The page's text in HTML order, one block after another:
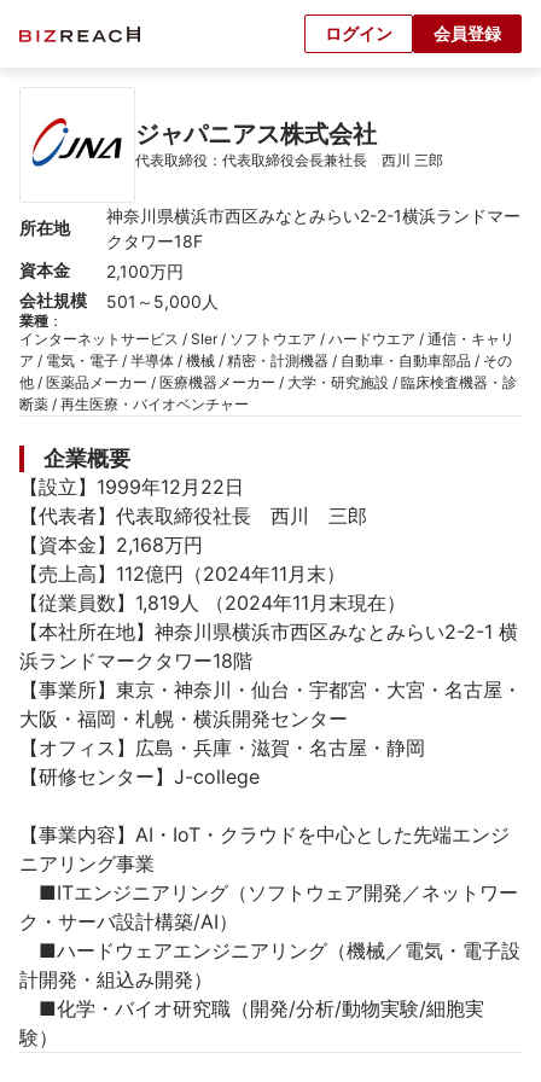
ログイン 会員登録
ジャパニアス株式会社
代表取締役：代表取締役会長兼社長　西川 三郎
所在地
神奈川県横浜市西区みなとみらい2-2-1横浜ランドマー
クタワー18F
資本金
2,100万円
会社規模
501～5,000人
業種 ：
インターネットサービス / SIer / ソフトウエア / ハードウエア / 通信・キャリ
ア / 電気・電子 / 半導体 / 機械 / 精密・計測機器 / 自動車・自動車部品 / その
他 / 医薬品メーカー / 医療機器メーカー / 大学・研究施設 / 臨床検査機器・診
断薬 / 再生医療・バイオベンチャー
企業概要
【設立】1999年12月22日
【代表者】代表取締役社長　西川　三郎
【資本金】2,168万円
【売上高】112億円（2024年11月末）
【従業員数】1,819人 （2024年11月末現在）
【本社所在地】神奈川県横浜市西区みなとみらい2-2-1 横
浜ランドマークタワー18階
【事業所】東京・神奈川・仙台・宇都宮・大宮・名古屋・
大阪・福岡・札幌・横浜開発センター
【オフィス】広島・兵庫・滋賀・名古屋・静岡
【研修センター】J-college
【事業内容】AI・IoT・クラウドを中心とした先端エンジ
ニアリング事業
■ITエンジニアリング（ソフトウェア開発／ネットワー
ク・サーバ設計構築/AI）
■ハードウェアエンジニアリング（機械／電気・電子設
計開発・組込み開発）
■化学・バイオ研究職（開発/分析/動物実験/細胞実
験）